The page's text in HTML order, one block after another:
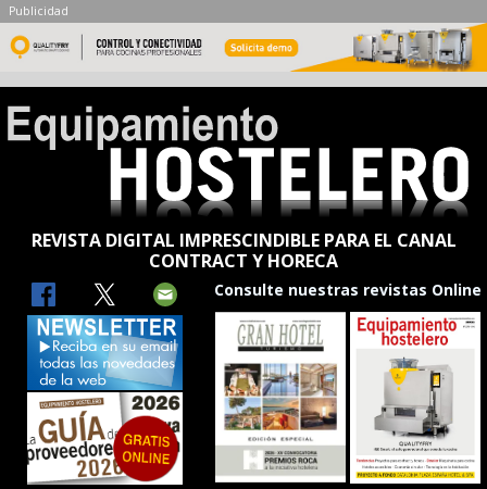
Publicidad
REVISTA DIGITAL IMPRESCINDIBLE PARA EL CANAL
CONTRACT Y HORECA
Consulte nuestras revistas Online